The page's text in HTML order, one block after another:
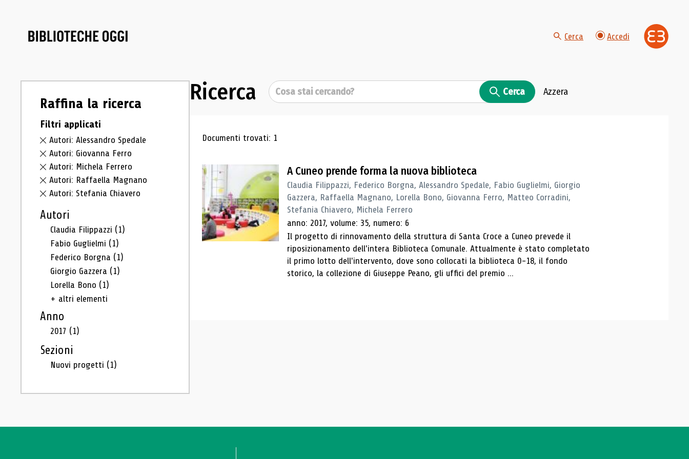
Cerca Accedi
Raffina la ricerca
Filtri applicati
Autori: Alessandro Spedale
Autori: Giovanna Ferro
Autori: Michela Ferrero
Autori: Raffaella Magnano
Autori: Stefania Chiavero
Autori
Claudia Filippazzi (1)
Fabio Guglielmi (1)
Federico Borgna (1)
Giorgio Gazzera (1)
Lorella Bono (1)
+ altri elementi
Anno
2017 (1)
Sezioni
Nuovi progetti (1)
Ricerca Cerca Cerca Azzera
Risultati di ricerca
Documenti trovati: 1
A Cuneo prende forma la nuova biblioteca
Claudia Filippazzi, Federico Borgna, Alessandro Spedale, Fabio Guglielmi, Giorgio
Gazzera, Raffaella Magnano, Lorella Bono, Giovanna Ferro, Matteo Corradini,
Stefania Chiavero, Michela Ferrero
anno: 2017, volume: 35, numero: 6
Il progetto di rinnovamento della struttura di Santa Croce a Cuneo prevede il
riposizionamento dell'intera Biblioteca Comunale. Attualmente è stato completato
il primo lotto dell'intervento, dove sono collocati la biblioteca 0-18, il fondo
storico, la collezione di Giuseppe Peano, gli uffici del premio ...